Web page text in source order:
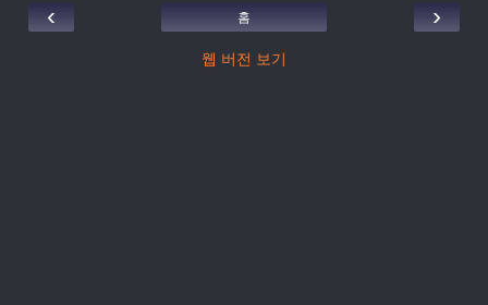
‹ ›
홈
웹 버전 보기